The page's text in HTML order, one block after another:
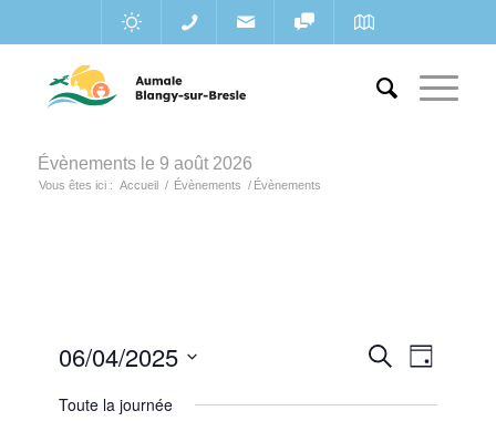
Évènements le 9 août 2026
Vous êtes ici : Accueil / Évènements / Évènements
Recherche
de
vues
Jour
06/04/2025
une
Toute la journée